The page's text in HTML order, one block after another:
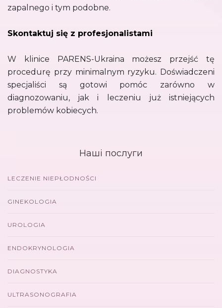
zapalnego i tym podobne.
Skontaktuj się z profesjonalistami
W klinice PARENS-Ukraina możesz przejść tę
procedurę przy minimalnym ryzyku. Doświadczeni
specjaliści są gotowi pomóc zarówno w
diagnozowaniu, jak i leczeniu już istniejących
problemów kobiecych.
Наші послуги
LECZENIE NIEPŁODNOŚCI
GINEKOLOGIA
UROLOGIA
ENDOKRYNOLOGIA
DIAGNOSTYKA
ULTRASONOGRAFIA